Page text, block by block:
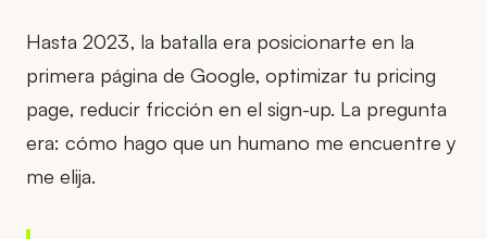
Hasta 2023, la batalla era posicionarte en la
primera página de Google, optimizar tu pricing
page, reducir fricción en el sign-up. La pregunta
era: cómo hago que un humano me encuentre y
me elija.